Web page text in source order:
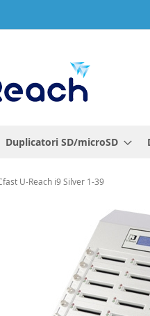
Duplicatori SD/microSD
U-Reach i9 Silver 1-39